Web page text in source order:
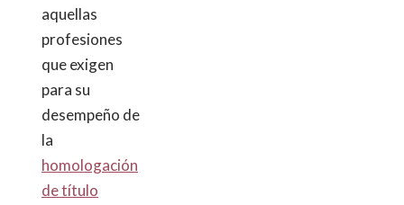
aquellas
profesiones
que exigen
para su
desempeño de
la
homologación
de título